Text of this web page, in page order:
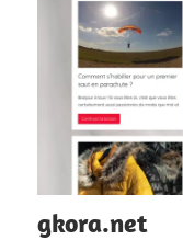
gkora.net